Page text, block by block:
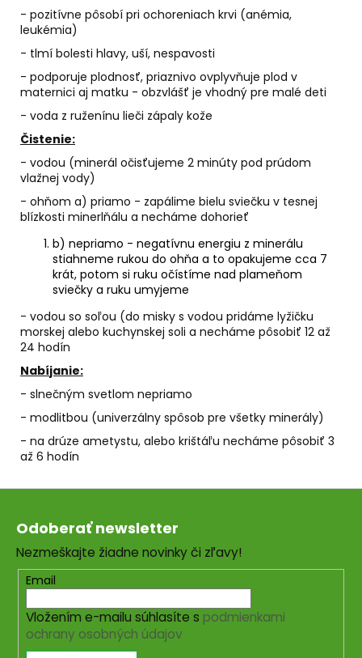
- pozitívne pôsobí pri ochoreniach krvi (anémia,
leukémia)
- tlmí bolesti hlavy, uší, nespavosti
- podporuje plodnosť, priaznivo ovplyvňuje plod v
maternici aj matku - obzvlášť je vhodný pre malé deti
- voda z ruženínu lieči zápaly kože
Čistenie:
- vodou (minerál očisťujeme 2 minúty pod prúdom
vlažnej vody)
- ohňom a) priamo - zapálime bielu sviečku v tesnej
blízkosti minerlňálu a necháme dohorieť
b) nepriamo - negatívnu energiu z minerálu
stiahneme rukou do ohňa a to opakujeme cca 7
krát, potom si ruku očístíme nad plameňom
sviečky a ruku umyjeme
- vodou so soľou (do misky s vodou pridáme lyžičku
morskej alebo kuchynskej soli a necháme pôsobiť 12 až
24 hodín
Nabíjanie:
- slnečným svetlom nepriamo
- modlitbou (univerzálny spôsob pre všetky minerály)
- na drúze ametystu, alebo krištáľu necháme pôsobiť 3
až 6 hodín
Z
Odoberať newsletter
Nezmeškajte žiadne novinky či zľavy!
Email
Vložením e-mailu súhlasíte s podmienkami
ochrany osobných údajov